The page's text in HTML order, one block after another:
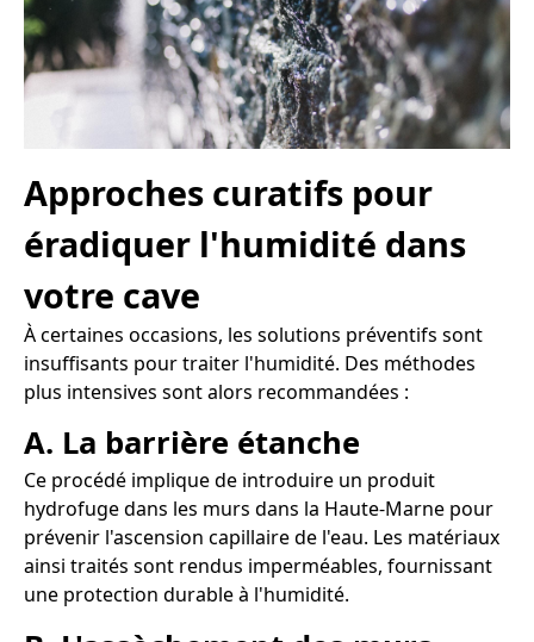
Approches curatifs pour
éradiquer l'humidité dans
votre cave
À certaines occasions, les solutions préventifs sont
insuffisants pour traiter l'humidité. Des méthodes
plus intensives sont alors recommandées :
A. La barrière étanche
Ce procédé implique de introduire un produit
hydrofuge dans les murs dans la Haute-Marne pour
prévenir l'ascension capillaire de l'eau. Les matériaux
ainsi traités sont rendus imperméables, fournissant
une protection durable à l'humidité.